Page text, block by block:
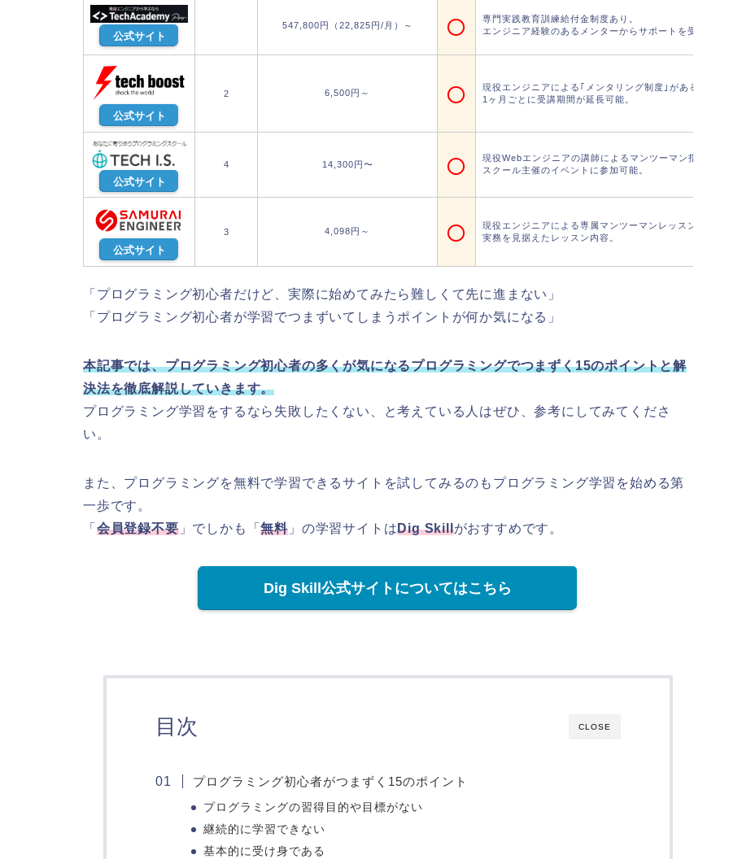
公式サイト
547,800円（22,825円/月）～ ○
専門実践教育訓練給付金制度あり。
エンジニア経験のあるメンターからサポートを受けられ
公式サイト
2 6,500円～ ○
現役エンジニアによる｢メンタリング制度｣がある。
1ヶ月ごとに受講期間が延長可能。
公式サイト
4 14,300円〜 ○
現役Webエンジニアの講師によるマンツーマン指導。
スクール主催のイベントに参加可能。
公式サイト
3 4,098円～ ○
現役エンジニアによる専属マンツーマンレッスンあり。
実務を見据えたレッスン内容。
「プログラミング初心者だけど、実際に始めてみたら難しくて先に進まない」
「プログラミング初心者が学習でつまずいてしまうポイントが何か気になる」
本記事では、プログラミング初心者の多くが気になるプログラミングでつまずく15のポイントと解
決法を徹底解説していきます。
プログラミング学習をするなら失敗したくない、と考えている人はぜひ、参考にしてみてくださ
い。
また、プログラミングを無料で学習できるサイトを試してみるのもプログラミング学習を始める第
一歩です。
「 会員登録不要」でしかも「無料 」の学習サイトはDig Skillがおすすめです。
Dig Skill公式サイトについてはこちら
CLOSE
目次
プログラミング初心者がつまずく15のポイント
プログラミングの習得目的や目標がない
継続的に学習できない
基本的に受け身である